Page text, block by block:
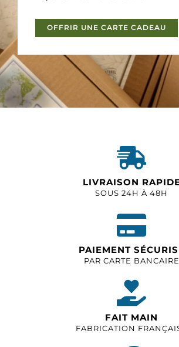
OFFRIR UNE CARTE CADEAU
LIVRAISON
SOUS 24H À 48H
PAIEMENT
PAR CARTE BANCAIRE
FAIT MAIN
FABRICATION